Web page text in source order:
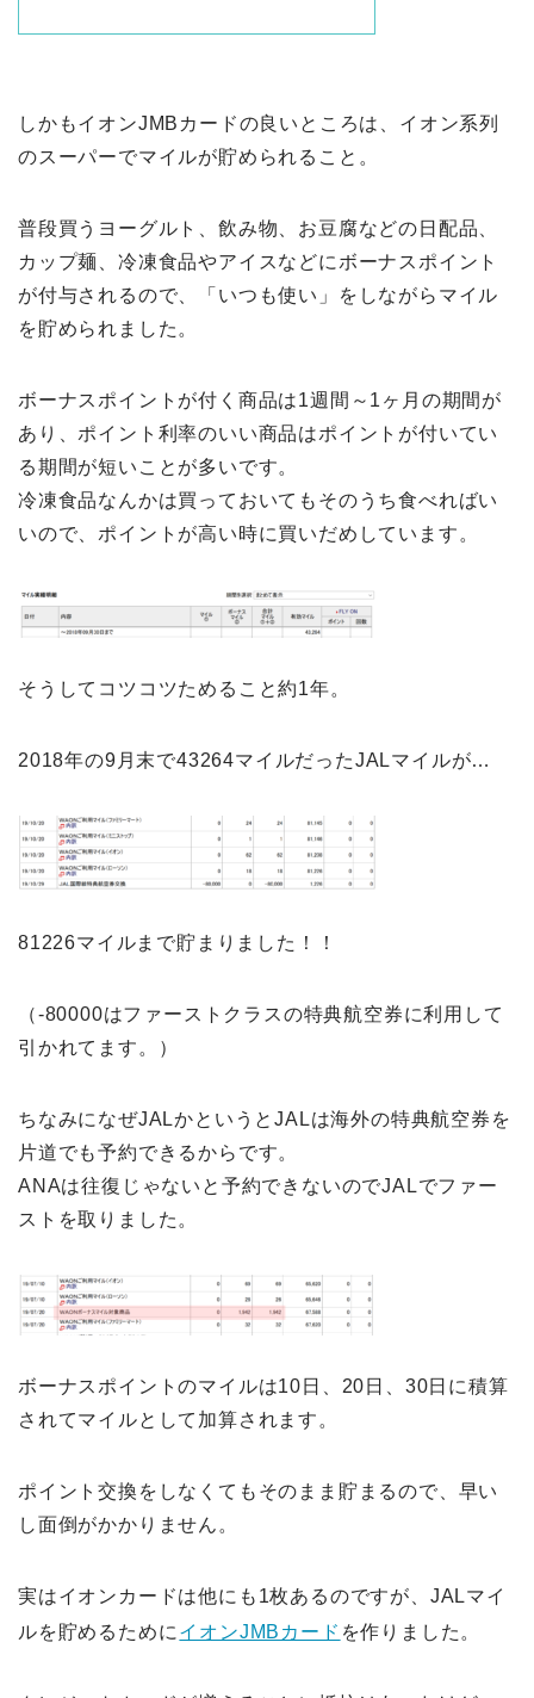
しかもイオンJMBカードの良いところは、イオン系列
のスーパーでマイルが貯められること。
普段買うヨーグルト、飲み物、お豆腐などの日配品、
カップ麺、冷凍食品やアイスなどにボーナスポイント
が付与されるので、「いつも使い」をしながらマイル
を貯められました。
ボーナスポイントが付く商品は1週間～1ヶ月の期間が
あり、ポイント利率のいい商品はポイントが付いてい
る期間が短いことが多いです。
冷凍食品なんかは買っておいてもそのうち食べればい
いので、ポイントが高い時に買いだめしています。
そうしてコツコツためること約1年。
2018年の9月末で43264マイルだったJALマイルが…
81226マイルまで貯まりました！！
（-80000はファーストクラスの特典航空券に利用して
引かれてます。）
ちなみになぜJALかというとJALは海外の特典航空券を
片道でも予約できるからです。
ANAは往復じゃないと予約できないのでJALでファー
ストを取りました。
ボーナスポイントのマイルは10日、20日、30日に積算
されてマイルとして加算されます。
ポイント交換をしなくてもそのまま貯まるので、早い
し面倒がかかりません。
実はイオンカードは他にも1枚あるのですが、JALマイ
ルを貯めるために イオンJMBカード を作りました。